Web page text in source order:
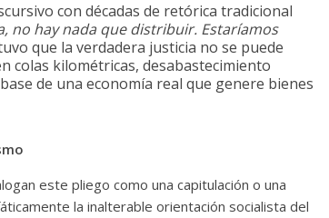
con décadas de retórica tradicional
no hay nada que distribuir. Estaríamos
que la verdadera justicia no se puede
colas kilométricas, desabastecimiento
de una economía real que genere bienes
este pliego como una capitulación o una
la inalterable orientación socialista del